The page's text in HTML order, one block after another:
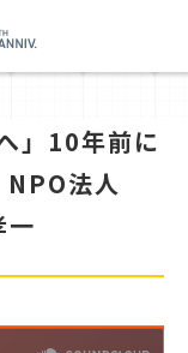
」10年前に
法人